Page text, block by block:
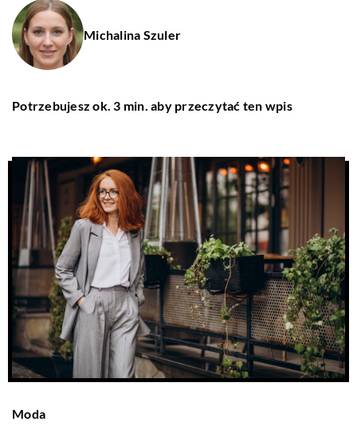
Michalina Szuler
Potrzebujesz ok. 3 min. aby przeczytać ten wpis
Moda